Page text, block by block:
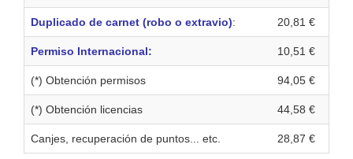
Duplicado de carnet (robo o extravio): 20,81 €
Permiso Internacional: 10,51 €
(*) Obtención permisos 94,05 €
(*) Obtención licencias 44,58 €
Canjes, recuperación de puntos... etc. 28,87 €